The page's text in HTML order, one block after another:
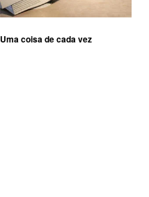
Uma coisa de cada vez